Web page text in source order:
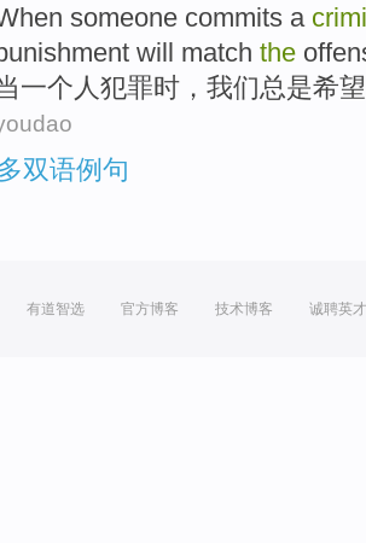
someone commits a
will match the
一个人 犯罪时， 我们总是希望
双语例句
有道智选 官方博客 技术博客 诚聘英才